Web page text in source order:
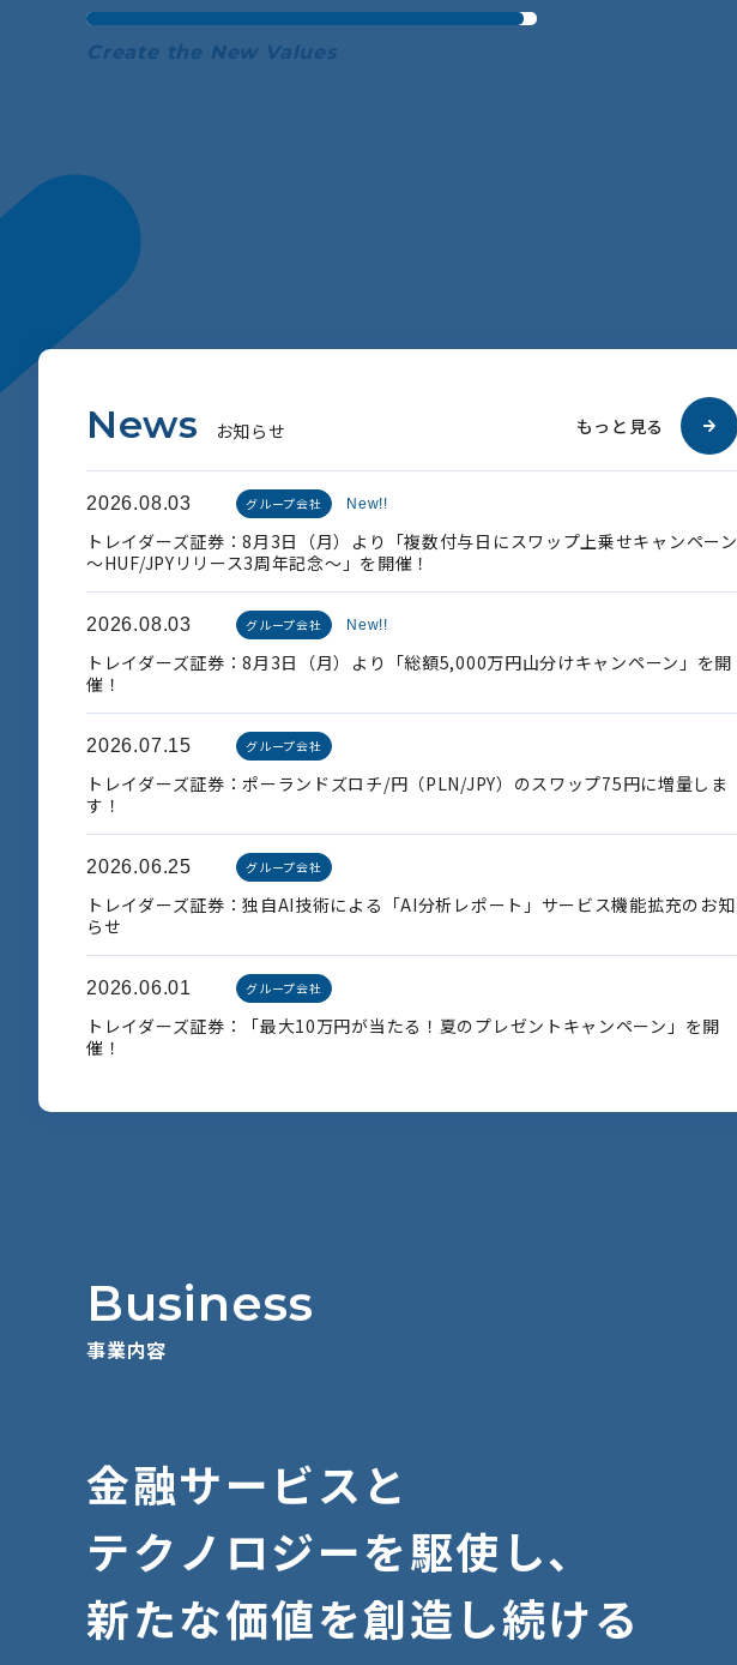
Create the New Values
News お知ら せ もっと見る
2026.08.03 グループ会社 New!!
トレイダーズ証券：8月3日（月）より「複数付与日にスワップ上乗せキャンペーン
～HUF/JPYリリース3周年記念～」を開催！
2026.08.03 グループ会社 New!!
トレイダーズ証券：8月3日（月）より「総額5,000万円山分けキャンペーン」を開
催！
2026.07.15 グループ会社
トレイダーズ証券：ポーランドズロチ/円（PLN/JPY）のスワップ75円に増量しま
す！
2026.06.25 グループ会社
トレイダーズ証券：独自AI技術による「AI分析レポート」サービス機能拡充のお知
らせ
2026.06.01 グループ会社
トレイダーズ証券：「最大10万円が当たる！夏のプレゼントキャンペーン」を開
催！
Business
事業内容
金融サー ビス と
テクノ ロジーを駆使 し、
新たな価値を創造し続ける